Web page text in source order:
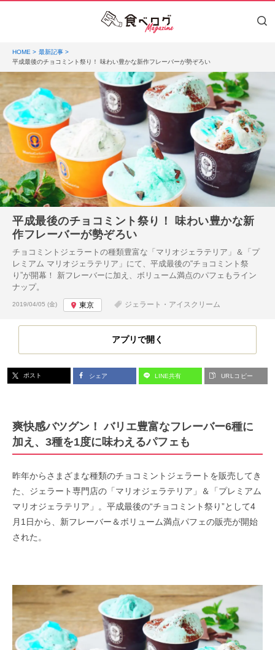
HOME
最新記事
平成最後のチョコミント祭り！ 味わい豊かな新作フレーバーが勢ぞろい
平成最後のチョコミント祭り！ 味わい豊かな新
作フレーバーが勢ぞろい
チョコミントジェラートの種類豊富な「マリオジェラテリア」＆「プ
レミアム マリオジェラテリア」にて、平成最後の“チョコミント祭
り”が開幕！ 新フレーバーに加え、ボリューム満点のパフェもライン
ナップ。
投稿日:
2019/04/05 (金) 東京 ジェラート・アイスクリーム
アプリで開く
ポスト シェア LINE共有 URLコピー
爽快感バツグン！ バリエ豊富なフレーバー6種に
加え、3種を1度に味わえるパフェも
昨年からさまざまな種類のチョコミントジェラートを販売してき
た、ジェラート専門店の「マリオジェラテリア」＆「プレミアム
マリオジェラテリア」。平成最後の“チョコミント祭り”として4
月1日から、新フレーバー＆ボリューム満点パフェの販売が開始
された。